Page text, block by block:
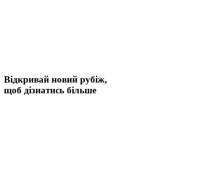
Відкривай новий рубіж,
щоб дізнатись більше